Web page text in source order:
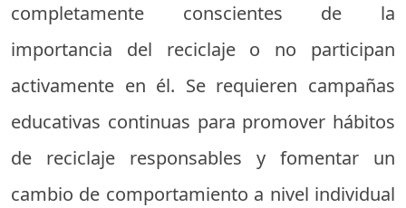
completamente conscientes de la
importancia del reciclaje o no participan
activamente en él. Se requieren campañas
educativas continuas para promover hábitos
de reciclaje responsables y fomentar un
cambio de comportamiento a nivel individual